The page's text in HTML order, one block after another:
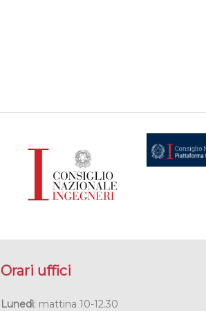
Orari uffici
Lunedì: mattina 10-12.30